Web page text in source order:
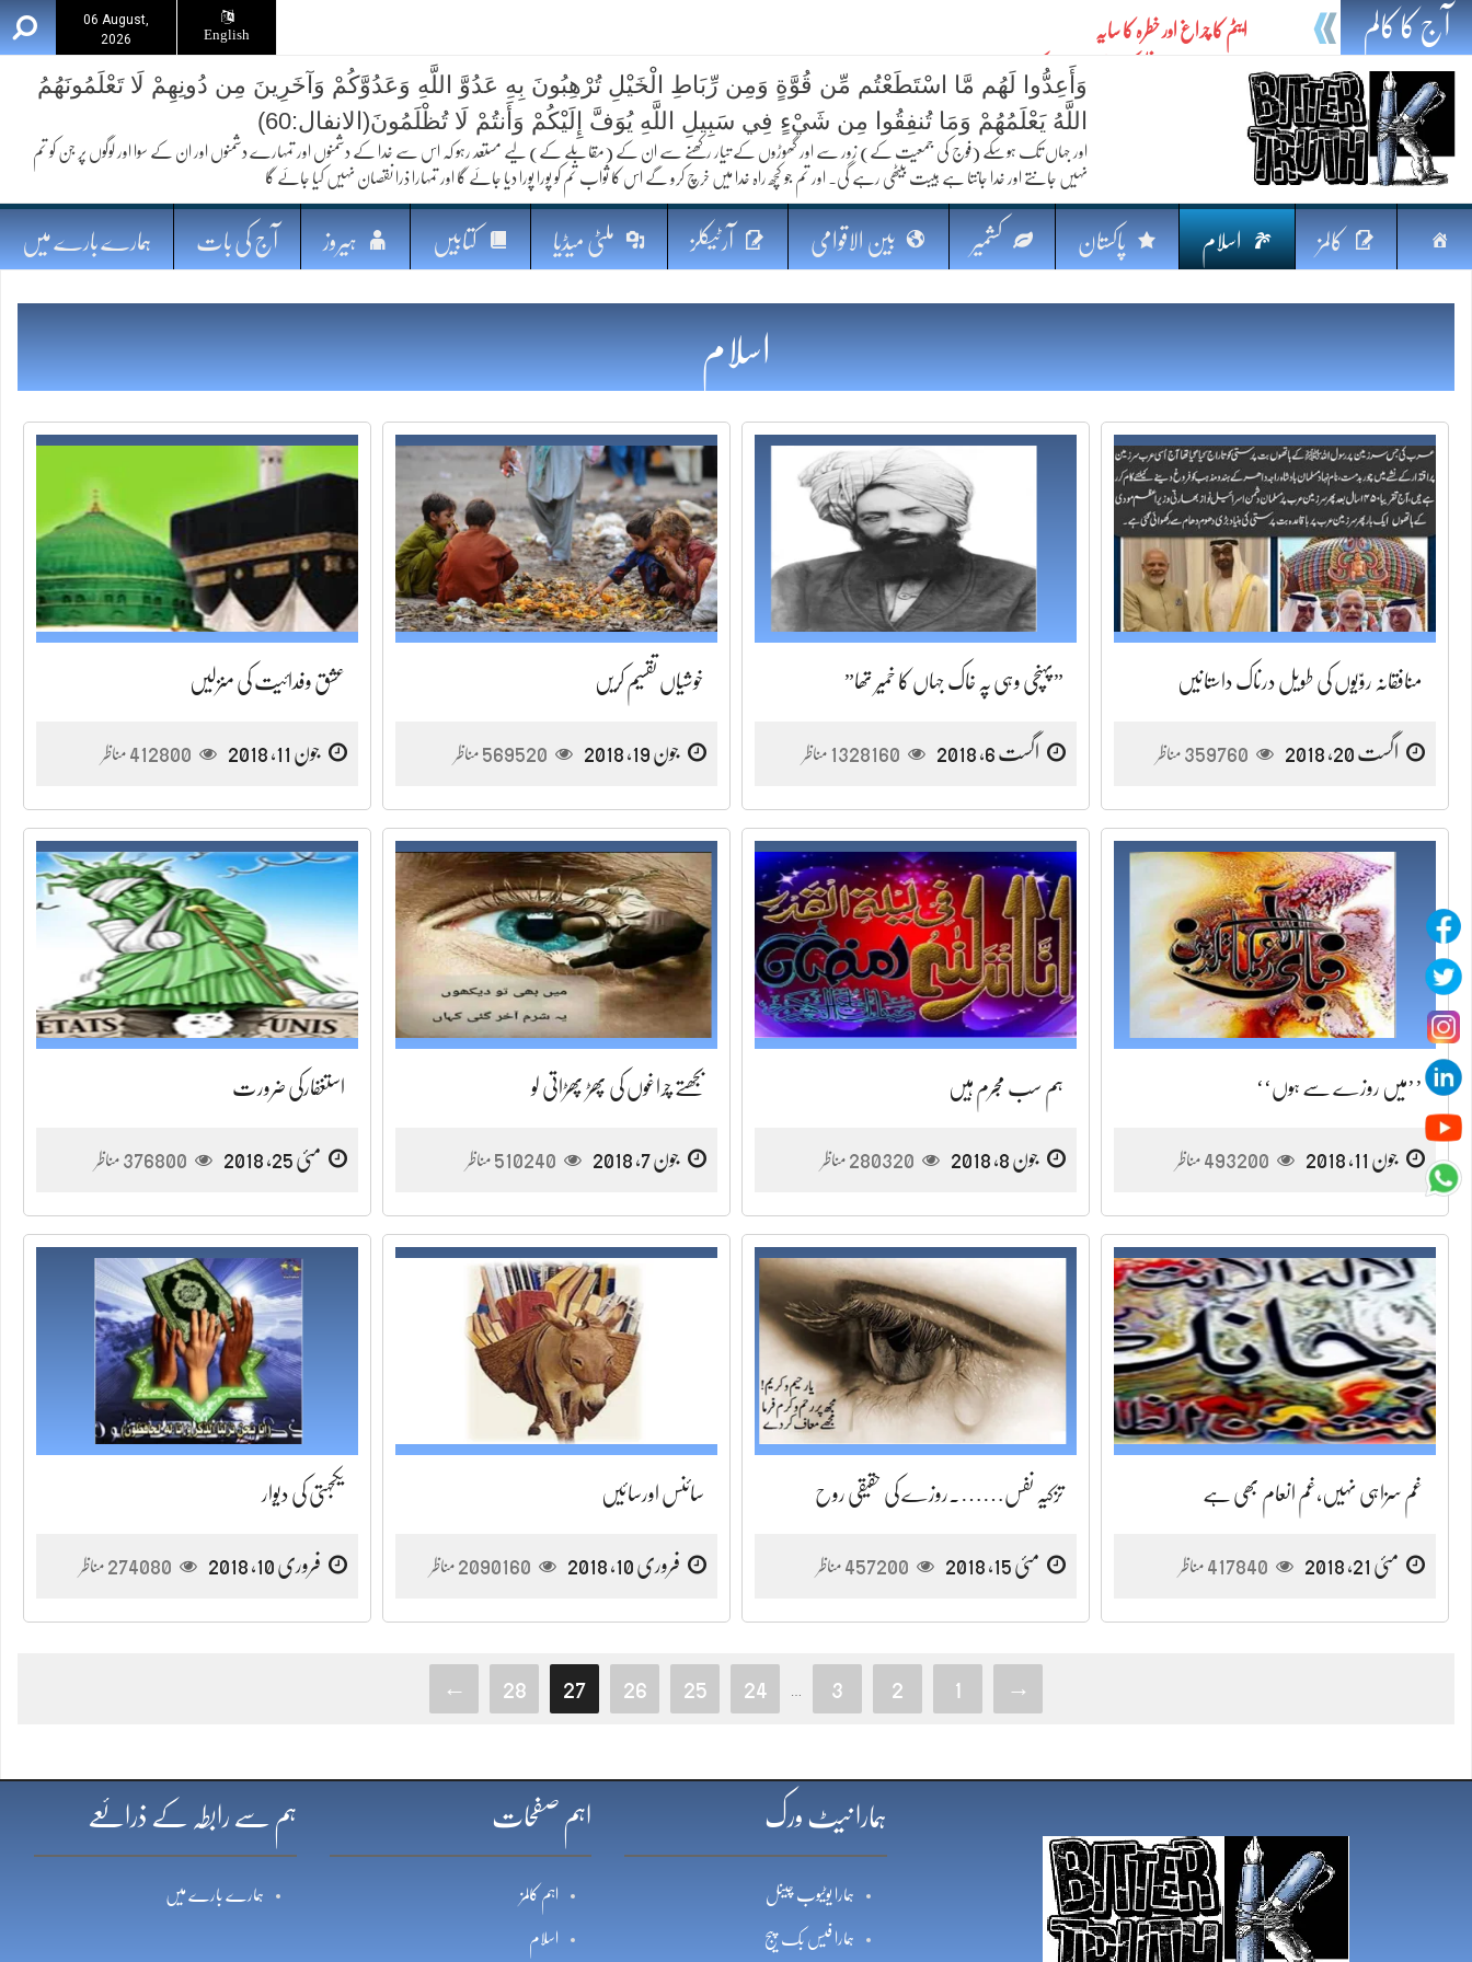
06 August,
2026
English آج کا کالم ایٹم کا چراغ اور خطرہ کا سایہ
تیل،تلواراورتدبر:خلیج کی بدلتی بساط پرپاکستان
ایٹم کا نیا افق: طاقت، سیاست اور مشرقِ وسطیٰ کا مستقبل
فکرِ اقبال اورامنِ عالم میں پاکستان کاکردار
جہاں ایک لہر دنیا بدل سکتی ہے
پردہ وبیانیہ
وَأَعِدُّوا لَهُم مَّا اسْتَطَعْتُم مِّن قُوَّةٍ وَمِن رِّبَاطِ الْخَيْلِ تُرْهِبُونَ بِهِ عَدُوَّ اللَّهِ وَعَدُوَّكُمْ وَآخَرِينَ مِن دُونِهِمْ لَا تَعْلَمُونَهُمُ
اللَّهُ يَعْلَمُهُمْ وَمَا تُنفِقُوا مِن شَيْءٍ فِي سَبِيلِ اللَّهِ يُوَفَّ إِلَيْكُمْ وَأَنتُمْ لَا تُظْلَمُونَ(الانفال:60)
اور جہاں تک ہوسکے (فوج کی جمعیت کے) زور سے اور گھوڑوں کے تیار رکھنے سے ان کے (مقابلے کے) لیے مستعد رہو کہ اس سے خدا کے دشمنوں اور تمہارے دشمنوں اور ان کے سوا اور لوگوں پر جن کو تم
نہیں جانتے اور خدا جانتا ہے ہیبت بیٹھی رہے گی۔ اور تم جو کچھ راہ خدا میں خرچ کرو گے اس کا ثواب تم کو پورا پورا دیا جائے گا اور تمہارا ذرا نقصان نہیں کیا جائے گا
صفحہ
اوّل
کالمز اسلام پاکستان کشمیر بین الاقوامی آرٹیکلز ملٹی میڈیا کتابیں ہیروز آج کی بات ہمارے بارے میں
اسلام
منافقانہ روّیوں کی طویل درناک داستانیں
اگست 20, 2018 359760 مناظر
”پہنچی وہی پہ خاک جہاں کا خمیر تھا”
اگست 6, 2018 1328160 مناظر
خوشیاں تقسیم کریں
جون 19, 2018 569520 مناظر
عشق وفدائیت کی منزلیں
جون 11, 2018 412800 مناظر
’’میں روزے سے ہوں‘‘
جون 11, 2018 493200 مناظر
ہم سب مجرم ہیں
جون 8, 2018 280320 مناظر
بجھتے چراغوں کی پھڑ پھڑاتی لو
جون 7, 2018 510240 مناظر
استغفارکی ضرورت
مئی 25, 2018 376800 مناظر
غم سزاہی نہیں،غم انعام بھی ہے
مئی 21, 2018 417840 مناظر
تزکیہ نفس…….روزے کی حقیقی روح
مئی 15, 2018 457200 مناظر
سائنس اورسائیں
فروری 10, 2018 2090160 مناظر
یکجہتی کی دیوار
فروری 10, 2018 274080 مناظر
→
1
2
3
24
25
26
27
28
←
ہمارا نیٹ ورک
ہمارا یوٹیوب چینل
ہمارا فیس بک پیج
اہم صفحات
اہم کالمز
اسلام
ہم سے رابطہ کے ذرائعے
ہمارے بارے میں